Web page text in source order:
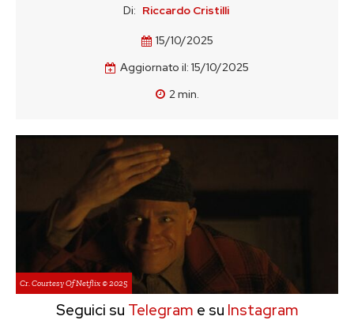
Di: Riccardo Cristilli
15/10/2025
Aggiornato il: 15/10/2025
2min.
Cr. Courtesy Of Netflix © 2025
Seguici su Telegram e su Instagram